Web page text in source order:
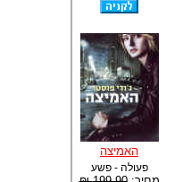
האמיצה
פעולה - פשע